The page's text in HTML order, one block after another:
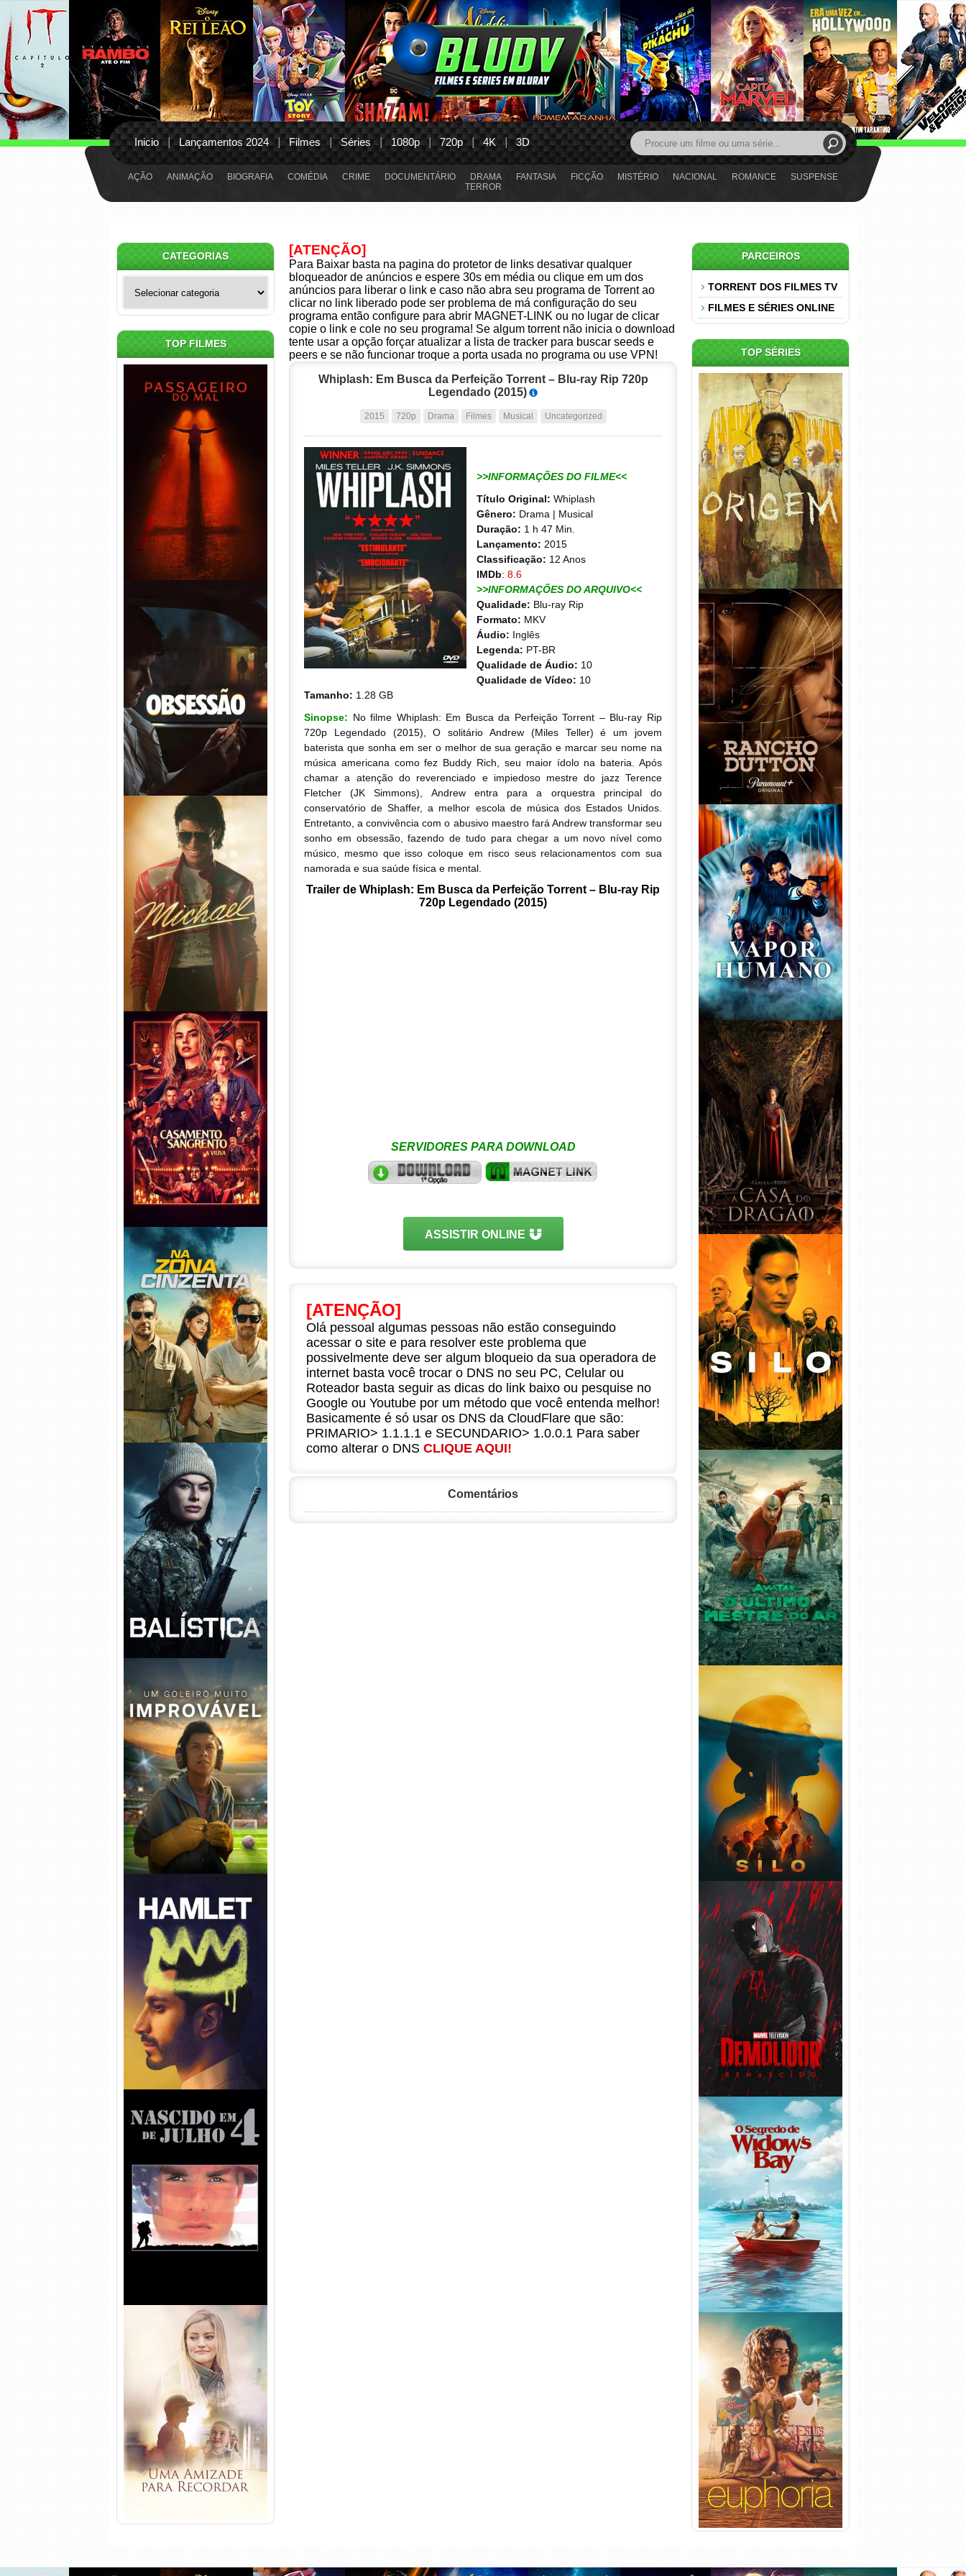
Inicio Lançamentos 2024 Filmes Séries 1080p 720p 4K 3D
AÇÃO ANIMAÇÃO BIOGRAFIA COMÉDIA CRIME DOCUMENTÁRIO DRAMA FANTASIA FICÇÃO MISTÉRIO NACIONAL ROMANCE
SUSPENSE
TERROR
[ATENÇÃO]
Para Baixar basta na pagina do protetor de links desativar qualquer
bloqueador de anúncios e espere 30s em média ou clique em um dos
anúncios para liberar o link e caso não abra seu programa de Torrent ao
clicar no link liberado pode ser problema de má configuração do seu
programa então configure para abrir MAGNET-LINK ou no lugar de clicar
copie o link e cole no seu programa! Se algum torrent não inicia o download
tente usar a opção forçar atualizar a lista de tracker para buscar seeds e
peers e se não funcionar troque a porta usada no programa ou use VPN!
Whiplash: Em Busca da Perfeição Torrent – Blu-ray Rip 720p
Legendado (2015)
2015 720p Drama Filmes Musical Uncategorized
>>INFORMAÇÕES DO FILME<<
Título Original: Whiplash
Gênero: Drama | Musical
Duração: 1 h 47 Min.
Lançamento: 2015
Classificação: 12 Anos
IMDb: 8.6
>>INFORMAÇÕES DO ARQUIVO<<
Qualidade: Blu-ray Rip
Formato: MKV
Áudio: Inglês
Legenda: PT-BR
Qualidade de Áudio: 10
Qualidade de Vídeo: 10
Tamanho: 1.28 GB
Sinopse: No filme Whiplash: Em Busca da Perfeição Torrent – Blu-ray Rip
720p Legendado (2015), O solitário Andrew (Miles Teller) é um jovem
baterista que sonha em ser o melhor de sua geração e marcar seu nome na
música americana como fez Buddy Rich, seu maior ídolo na bateria. Após
chamar a atenção do reverenciado e impiedoso mestre do jazz Terence
Fletcher (JK Simmons), Andrew entra para a orquestra principal do
conservatório de Shaffer, a melhor escola de música dos Estados Unidos.
Entretanto, a convivência com o abusivo maestro fará Andrew transformar seu
sonho em obsessão, fazendo de tudo para chegar a um novo nível como
músico, mesmo que isso coloque em risco seus relacionamentos com sua
namorada e sua saúde física e mental.
Trailer de Whiplash: Em Busca da Perfeição Torrent – Blu-ray Rip
720p Legendado (2015)
SERVIDORES PARA DOWNLOAD
ASSISTIR ONLINE
[ATENÇÃO]
Olá pessoal algumas pessoas não estão conseguindo
acessar o site e para resolver este problema que
possivelmente deve ser algum bloqueio da sua operadora de
internet basta você trocar o DNS no seu PC, Celular ou
Roteador basta seguir as dicas do link baixo ou pesquise no
Google ou Youtube por um método que você entenda melhor!
Basicamente é só usar os DNS da CloudFlare que são:
PRIMARIO> 1.1.1.1 e SECUNDARIO> 1.0.0.1 Para saber
como alterar o DNS CLIQUE AQUI!
Comentários
CATEGORIAS
TOP FILMES
Passageiro do Mal Torrent
(2026) WEB-DL 1080p Dual
Áudio
Obsessão Torrent (2026)
WEB-DL 1080p/4K Dual
Áudio
Michael Torrent (2026) WEB-
DL 1080p/4K Dual Áudio
Casamento Sangrento: A
Viúva Torrent (2026) WEB-DL
720p/1080p/4K Dual Áudio
Na Zona Cinzenta Torrent
(2026) WEB-DL 1080p/4K
Dual Áudio
Balística Torrent (2025) WEB-
DL 1080p Dual Áudio
Um Goleiro Muito Improvável
Torrent (2026) WEB-DL 1080p
Dual Áudio
Hamlet Torrent (2026) WEB-
DL 1080p Dual Áudio
Nascido em 4 de Julho
Torrent (1989) WEB-DL 1080p
Dual Áudio
Uma Amizade para Recordar
Torrent (2025) WEB-DL 1080p
Dual Áudio
PARCEIROS
TORRENT DOS FILMES TV
FILMES E SÉRIES ONLINE
TOP SÉRIES
Origem 4ª Temporada Torrent
(2026) WEB-DL 1080p/4K
Dual Áudio
Rancho Dutton 1ª
Temporada Torrent (2026)
WEB-DL 1080p Dual Áudio
Vapor Humano 1ª Temporada
Torrent (2026) WEB-DL 1080p
Dual Áudio
A Casa do Dragão 1ª
Temporada Torrent (2022)
WEB-DL 720p/1080p Dual
Áudio
Silo 1ª Temporada Torrent
(2023) WEB-DL
720p/1080p/4K Dual Áudio
Avatar: O Último Mestre do
Ar 2ª Temporada Torrent
(2026) WEB-DL 1080p Dual
Áudio
Silo 2ª Temporada (2024)
WEB-DL 1080p Dual Áudio
Demolidor: Renascido 2ª
Temporada (2026) WEB-DL
1080p Dual Áudio
O Segredo de Widow’s Bay
1ª Temporada Torrent (2026)
WEB-DL 1080p Dual Áudio
Euphoria 3ª Temporada
Torrent (2026) WEB-DL 1080p
Dual Áudio